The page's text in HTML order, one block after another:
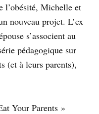
l’obésité, Michelle et
nouveau projet. L’ex
s’associent au
pédagogique sur
(et à leurs parents),
Your Parents »